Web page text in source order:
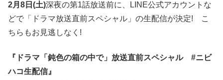
2月8日(土)深夜の第1話放送前に、LINE公式アカウントな
どで「ドラマ放送直前スペシャル」の生配信が決定! こ
ちらもお見逃しなく!
『ドラマ「鈍色の箱の中で」放送直前スペシャル #ニビ
ハコ生配信』